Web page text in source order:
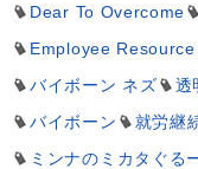
Dear To Overcome
Employee
バイボーン ネズ
透
バイボーン
就労継
ミンナのミカタぐる